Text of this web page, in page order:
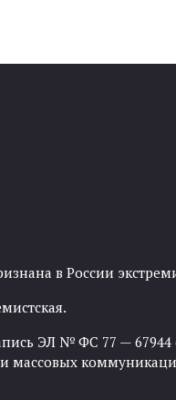
в России
ЭЛ № ФС 77 — 67944
массовых